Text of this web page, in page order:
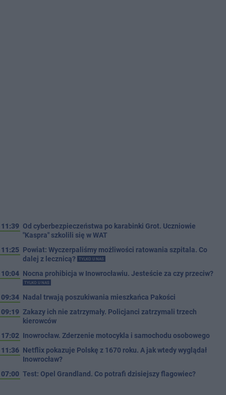
11:39 Od cyberbezpieczeństwa po karabinki Grot. Uczniowie
"Kaspra" szkolili się w WAT
11:25 Powiat: Wyczerpaliśmy możliwości ratowania szpitala. Co
dalej z lecznicą?
TYLKO U NAS
10:04 Nocna prohibicja w Inowrocławiu. Jesteście za czy przeciw?
TYLKO U NAS
09:34 Nadal trwają poszukiwania mieszkańca Pakości
09:19 Zakazy ich nie zatrzymały. Policjanci zatrzymali trzech
kierowców
17:02 Inowrocław. Zderzenie motocykla i samochodu osobowego
11:36 Netflix pokazuje Polskę z 1670 roku. A jak wtedy wyglądał
Inowrocław?
07:00 Test: Opel Grandland. Co potrafi dzisiejszy flagowiec?